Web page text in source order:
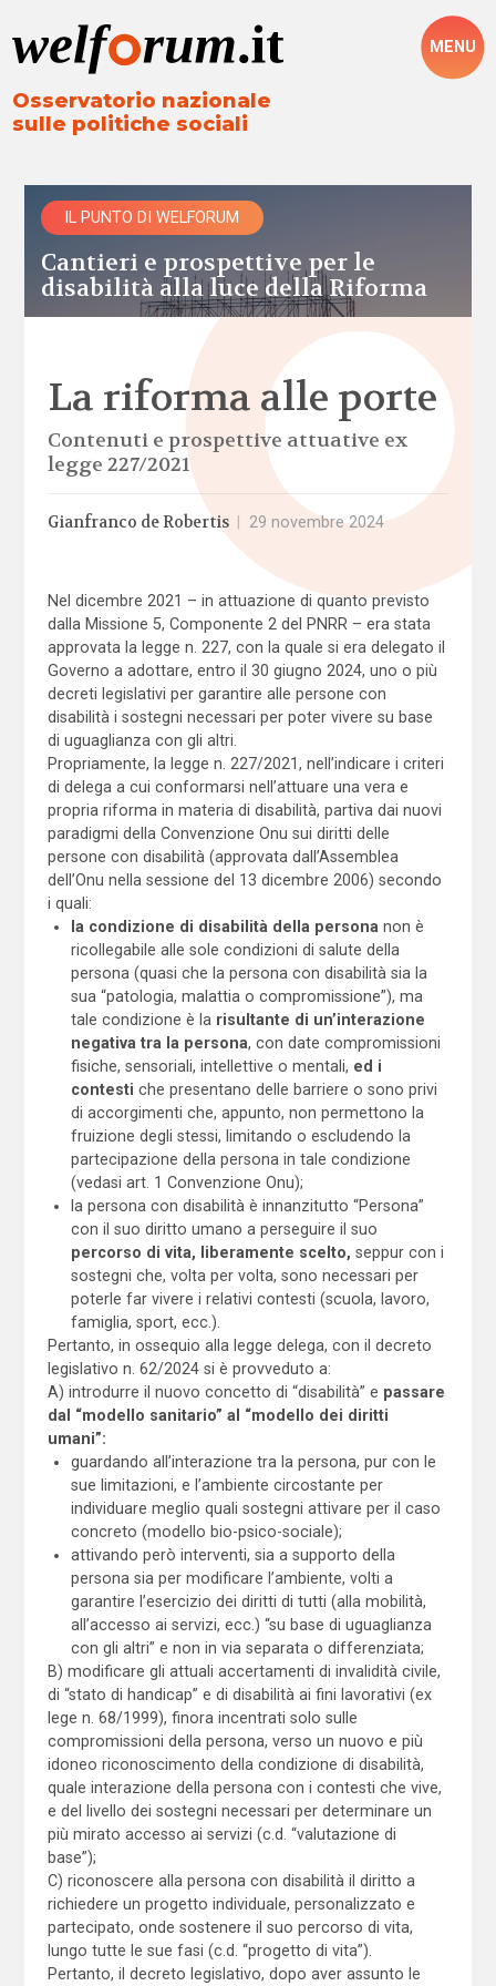
Osservatorio nazionale
sulle politiche sociali
MENU
IL PUNTO DI WELFORUM
Cantieri e prospettive per le
disabilità alla luce della Riforma
La riforma alle porte
Contenuti e prospettive attuative ex
legge 227/2021
Gianfranco de Robertis 29 novembre 2024
Nel dicembre 2021 – in attuazione di quanto previsto
dalla Missione 5, Componente 2 del PNRR – era stata
approvata la legge n. 227, con la quale si era delegato il
Governo a adottare, entro il 30 giugno 2024, uno o più
decreti legislativi per garantire alle persone con
disabilità i sostegni necessari per poter vivere su base
di uguaglianza con gli altri.
Propriamente, la legge n. 227/2021, nell’indicare i criteri
di delega a cui conformarsi nell’attuare una vera e
propria riforma in materia di disabilità, partiva dai nuovi
paradigmi della Convenzione Onu sui diritti delle
persone con disabilità (approvata dall’Assemblea
dell’Onu nella sessione del 13 dicembre 2006) secondo
i quali:
la condizione di disabilità della persona non è
ricollegabile alle sole condizioni di salute della
persona (quasi che la persona con disabilità sia la
sua “patologia, malattia o compromissione”), ma
tale condizione è la risultante di un’interazione
negativa tra la persona, con date compromissioni
fisiche, sensoriali, intellettive o mentali, ed i
contestiche presentano delle barriere o sono privi
di accorgimenti che, appunto, non permettono la
fruizione degli stessi, limitando o escludendo la
partecipazione della persona in tale condizione
(vedasi art. 1 Convenzione Onu);
la persona con disabilità è innanzitutto “Persona”
con il suo diritto umano a perseguire il suo
percorso di vita, liberamente scelto, seppur con i
sostegni che, volta per volta, sono necessari per
poterle far vivere i relativi contesti (scuola, lavoro,
famiglia, sport, ecc.).
Pertanto, in ossequio alla legge delega, con il decreto
legislativo n. 62/2024 si è provveduto a:
A) introdurre il nuovo concetto di “disabilità” e passare
dal “modello sanitario” al “modello dei diritti
umani”:
guardando all’interazione tra la persona, pur con le
sue limitazioni, e l’ambiente circostante per
individuare meglio quali sostegni attivare per il caso
concreto (modello bio-psico-sociale);
attivando però interventi, sia a supporto della
persona sia per modificare l’ambiente, volti a
garantire l’esercizio dei diritti di tutti (alla mobilità,
all’accesso ai servizi, ecc.) “su base di uguaglianza
con gli altri” e non in via separata o differenziata;
B) modificare gli attuali accertamenti di invalidità civile,
di “stato di handicap” e di disabilità ai fini lavorativi (ex
lege n. 68/1999), finora incentrati solo sulle
compromissioni della persona, verso un nuovo e più
idoneo riconoscimento della condizione di disabilità,
quale interazione della persona con i contesti che vive,
e del livello dei sostegni necessari per determinare un
più mirato accesso ai servizi (c.d. “valutazione di
base”);
C) riconoscere alla persona con disabilità il diritto a
richiedere un progetto individuale, personalizzato e
partecipato, onde sostenere il suo percorso di vita,
lungo tutte le sue fasi (c.d. “progetto di vita”).
Pertanto, il decreto legislativo, dopo aver assunto le